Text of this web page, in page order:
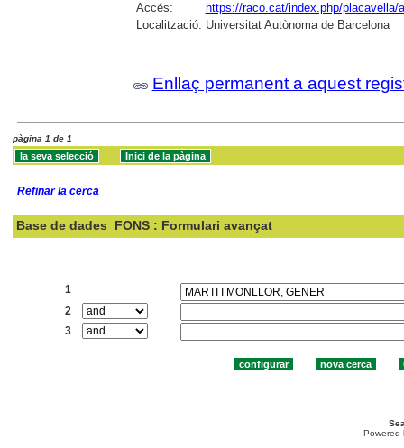
Accés:
https://raco.cat/index.php/placavella/
Localització: Universitat Autònoma de Barcelona
Enllaç permanent a aquest
pàgina 1 de 1
Refinar la cerca
Base de dades FONS : Formulari avançat
1
2
3
Powered